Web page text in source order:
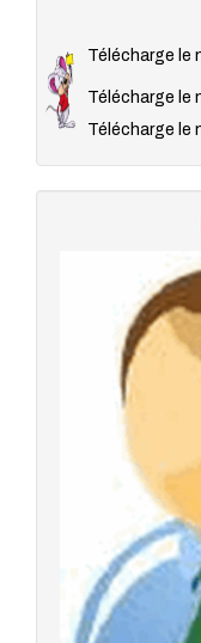
Télécharge le
Télécharge le
Télécharge le